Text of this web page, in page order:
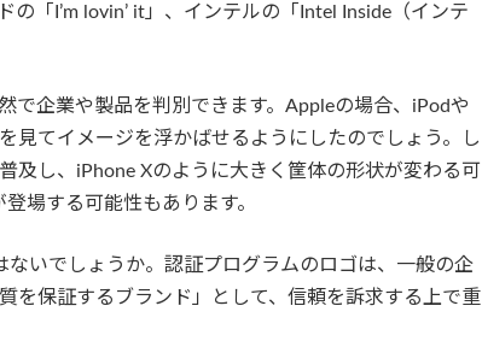
「I’m lovin’ it」、インテルの「Intel Inside（インテ
で企業や製品を判別できます。Appleの場合、iPodや
見てイメージを浮かばせるようにしたのでしょう。し
及し、iPhone Xのように大きく筐体の形状が変わる可
場する可能性もあります。
いでしょうか。認証プログラムのロゴは、一般の企
を保証するブランド」として、信頼を訴求する上で重